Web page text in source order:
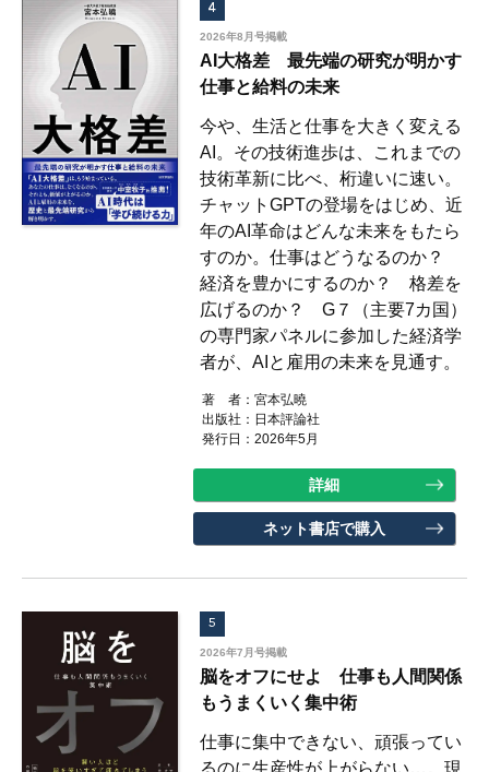
4
2026年8月号掲載
AI大格差 最先端の研究が明かす
仕事と給料の未来
今や、生活と仕事を大きく変える
AI。その技術進歩は、これまでの
技術革新に比べ、桁違いに速い。
チャットGPTの登場をはじめ、近
年のAI革命はどんな未来をもたら
すのか。仕事はどうなるのか？
経済を豊かにするのか？ 格差を
広げるのか？ G７（主要7カ国）
の専門家パネルに参加した経済学
者が、AIと雇用の未来を見通す。
著 者： 宮本弘曉
出版社： 日本評論社
発行日：2026年5月
詳細
ネット書店で購入
5
2026年7月号掲載
脳をオフにせよ 仕事も人間関係
もうまくいく集中術
仕事に集中できない、頑張ってい
るのに生産性が上がらない…。現